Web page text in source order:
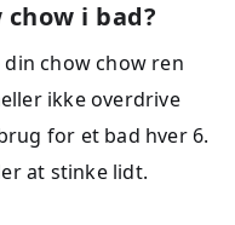
i bad?
chow chow ren
ikke overdrive
for et bad hver 6.
at stinke lidt.